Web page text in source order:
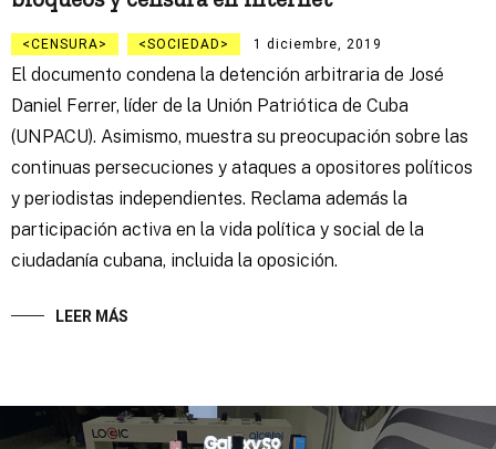
CENSURA SOCIEDAD 1 diciembre, 2019
El documento condena la detención arbitraria de José
Daniel Ferrer, líder de la Unión Patriótica de Cuba
(UNPACU). Asimismo, muestra su preocupación sobre las
continuas persecuciones y ataques a opositores políticos
y periodistas independientes. Reclama además la
participación activa en la vida política y social de la
ciudadanía cubana, incluida la oposición.
LEER MÁS